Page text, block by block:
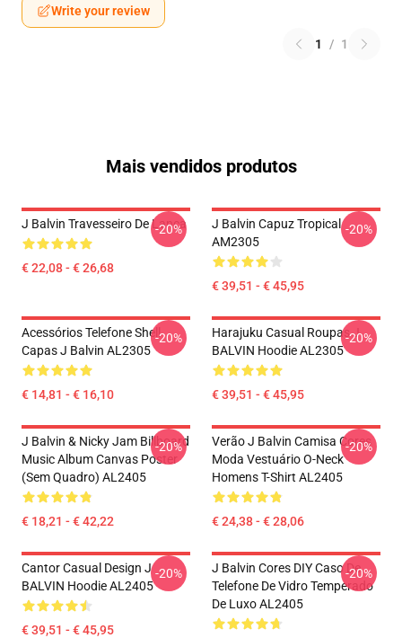
Write your review
1 / 1
Mais vendidos produtos
J Balvin Travesseiro De Lança
€ 22,08 - € 26,68
-20%
J Balvin Capuz Tropical
AM2305
€ 39,51 - € 45,95
-20%
Acessórios Telefone Shell
Capas J Balvin AL2305
€ 14,81 - € 16,10
-20%
Harajuku Casual Roupas J
BALVIN Hoodie AL2305
€ 39,51 - € 45,95
-20%
J Balvin & Nicky Jam Billboard
Music Album Canvas Poster
(Sem Quadro) AL2405
€ 18,21 - € 42,22
-20%
Verão J Balvin Camisa Cores
Moda Vestuário O-Neck
Homens T-Shirt AL2405
€ 24,38 - € 28,06
-20%
Cantor Casual Design J
BALVIN Hoodie AL2405
€ 39,51 - € 45,95
-20%
J Balvin Cores DIY Caso De
Telefone De Vidro Temperado
De Luxo AL2405
-20%